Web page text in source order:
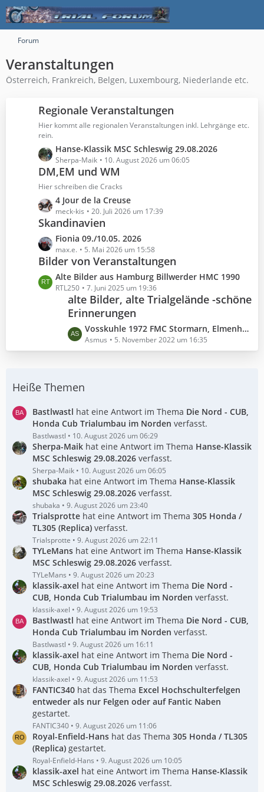
Forum
Veranstaltungen
Österreich, Frankreich, Belgen, Luxembourg, Niederlande etc.
Regionale Veranstaltungen
Hier kommt alle regionalen Veranstaltungen inkl. Lehrgänge etc.
rein.
L
e
t
z
e
B
i
t
r
ä
g
Hanse-Klassik MSC Schleswig 29.08.2026
Sherpa-Maik 10. August 2026 um 06:05
DM,EM und WM
Hier schreiben die Cracks
L
e
t
z
t
e
e
e
4 Jour de la Creuse
meck-kis 20. Juli 2026 um 17:39
Skandinavien
L
e
t
z
t
e
Fionia 09./10.05. 2026
max.e. 5. Mai 2026 um 15:58
Bilder von Veranstaltungen
L
e
t
r
g
e
Alte Bilder aus Hamburg Billwerder HMC 1990
RTL250 7. Juni 2025 um 19:36
alte Bilder, alte Trialgelände -schöne
Erinnerungen
L
e
t
e
e
i
t
r
ä
g
e
Vosskuhle 1972 FMC Stormarn, Elmenhorst / Bargteheide
Asmus 5. November 2022 um 16:35
Heiße Themen
Bastlwastl hat eine Antwort im Thema Die Nord - CUB,
Honda Cub Trialumbau im Norden verfasst.
Bastlwastl 10. August 2026 um 06:29
Sherpa-Maik hat eine Antwort im Thema Hanse-Klassik
MSC Schleswig 29.08.2026 verfasst.
Sherpa-Maik 10. August 2026 um 06:05
shubaka hat eine Antwort im Thema Hanse-Klassik
MSC Schleswig 29.08.2026 verfasst.
shubaka 9. August 2026 um 23:40
Trialsprotte hat eine Antwort im Thema 305 Honda /
TL305 (Replica) verfasst.
Trialsprotte 9. August 2026 um 22:11
TYLeMans hat eine Antwort im Thema Hanse-Klassik
MSC Schleswig 29.08.2026 verfasst.
TYLeMans 9. August 2026 um 20:23
klassik-axel hat eine Antwort im Thema Die Nord -
CUB, Honda Cub Trialumbau im Norden verfasst.
klassik-axel 9. August 2026 um 19:53
Bastlwastl hat eine Antwort im Thema Die Nord - CUB,
Honda Cub Trialumbau im Norden verfasst.
Bastlwastl 9. August 2026 um 16:11
klassik-axel hat eine Antwort im Thema Die Nord -
CUB, Honda Cub Trialumbau im Norden verfasst.
klassik-axel 9. August 2026 um 11:53
FANTIC340 hat das Thema Excel Hochschulterfelgen
entweder als nur Felgen oder auf Fantic Naben
gestartet.
FANTIC340 9. August 2026 um 11:06
Royal-Enfield-Hans hat das Thema 305 Honda / TL305
(Replica) gestartet.
Royal-Enfield-Hans 9. August 2026 um 10:05
klassik-axel hat eine Antwort im Thema Hanse-Klassik
MSC Schleswig 29.08.2026 verfasst.